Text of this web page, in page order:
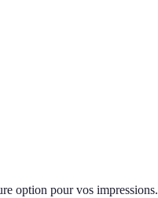
option pour vos impressions.